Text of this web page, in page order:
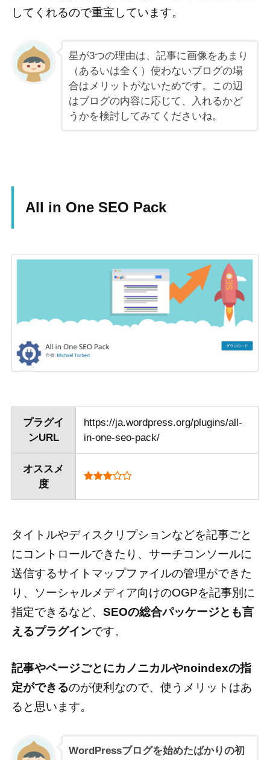
してくれるので重宝しています。
星が3つの理由は、記事に画像をあまり
（あるいは全く）使わないブログの場
合はメリットがないためです。この辺
はブログの内容に応じて、入れるかど
うかを検討してみてくださいね。
All in One SEO Pack
プラグイ
ンURL
https://ja.wordpress.org/plugins/all-
in-one-seo-pack/
オススメ
度
タイトルやディスクリプションなどを記事ごと
にコントロールできたり、サーチコンソールに
送信するサイトマップファイルの管理ができた
り、ソーシャルメディア向けのOGPを記事別に
指定できるなど、 SEOの総合パッケージとも言
えるプラグインです。
記事やページごとにカノニカルやnoindexの指
定ができるのが便利なので、使うメリットはあ
ると思います。
WordPressブログを始めたばかりの初